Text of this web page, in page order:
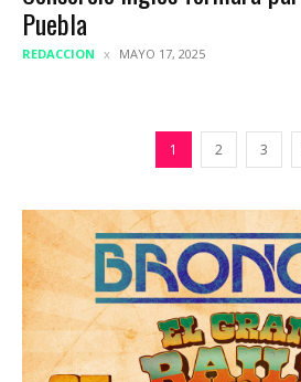
Puebla
REDACCION MAYO 17, 2025
1 2 3